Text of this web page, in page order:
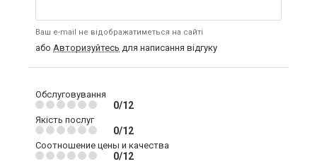
Ваш e-mail не відображатиметься на сайті
або Авторизуйтесь для написання відгуку
Обслуговування
0/12
Якість послуг
0/12
Соотношение цены и качества
0/12